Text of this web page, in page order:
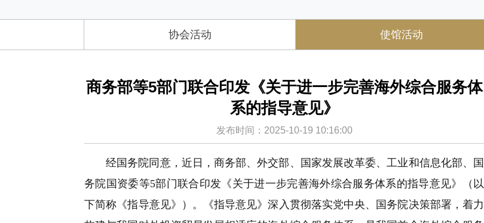
协会活动 使馆活动
商务部等5部门联合印发《关于进一步完善海外综合服务体
系的指导意见》
发布时间：2025-10-19 10:16:00
经国务院同意，近日，商务部、外交部、国家发展改革委、工业和信息化部、国
务院国资委等5部门联合印发《关于进一步完善海外综合服务体系的指导意见》（以
下简称《指导意见》）。《指导意见》深入贯彻落实党中央、国务院决策部署，着力